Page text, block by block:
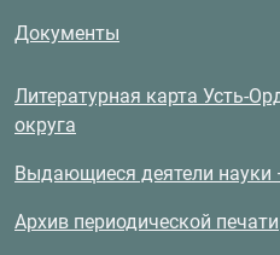
Документы
Литературная карта Усть-
округа
Выдающиеся деятели науки
Архив периодической печати